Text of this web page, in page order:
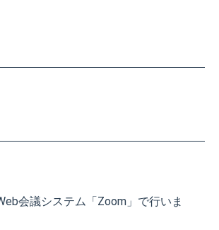
会議システム「Zoom」で行いま